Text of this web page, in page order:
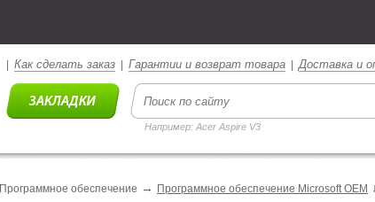
Как сделать заказ Гарантии и возврат товара |Доставка и
Например: Acer Aspire V3
Программное обеспечение → Программное обеспечение Microsoft OEM ↓